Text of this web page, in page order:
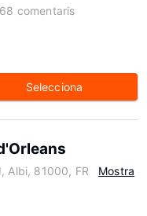
comentaris
Selecciona
Albi, 81000, FR
Mostra